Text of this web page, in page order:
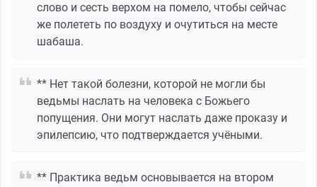
слово и сесть верхом на помело, чтобы сейчас
же полететь по воздуху и очутиться на месте
шабаша.
** Нет такой болезни, которой не могли бы
ведьмы наслать на человека с Божьего
попущения. Они могут наслать даже проказу и
эпилепсию, что подтверждается учёными.
** Практика ведьм основывается на втором